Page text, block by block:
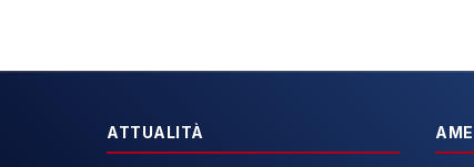
ATTUALITÀ